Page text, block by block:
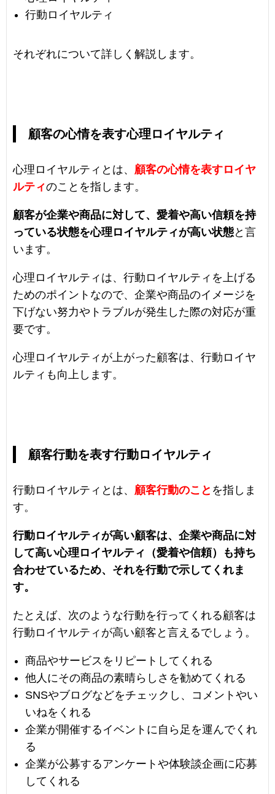
行動ロイヤルティ
それぞれについて詳しく解説します。
顧客の心情を表す心理ロイヤルティ
心理ロイヤルティとは、 顧客の心情を表すロイヤ
ルティのことを指します。
顧客が企業や商品に対して、愛着や高い信頼を持
っている状態を心理ロイヤルティが高い状態と言
います。
心理ロイヤルティは、行動ロイヤルティを上げる
ためのポイントなので、企業や商品のイメージを
下げない努力やトラブルが発生した際の対応が重
要です。
心理ロイヤルティが上がった顧客は、行動ロイヤ
ルティも向上します。
顧客行動を表す行動ロイヤルティ
行動ロイヤルティとは、 顧客行動のこと を指しま
す。
行動ロイヤルティが高い顧客は、企業や商品に対
して高い心理ロイヤルティ（愛着や信頼）も持ち
合わせているため、それを行動で示してくれま
す。
たとえば、次のような行動を行ってくれる顧客は
行動ロイヤルティが高い顧客と言えるでしょう。
商品やサービスをリピートしてくれる
他人にその商品の素晴らしさを勧めてくれる
SNSやブログなどをチェックし、コメントやい
いねをくれる
企業が開催するイベントに自ら足を運んでくれ
る
企業が公募するアンケートや体験談企画に応募
してくれる